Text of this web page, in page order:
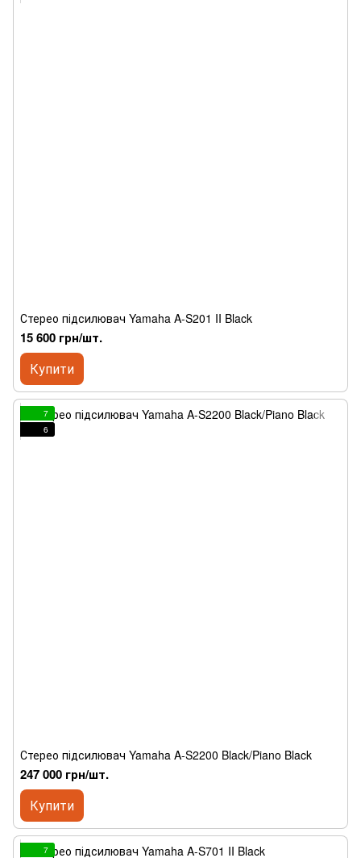
Стерео підсилювач Yamaha A-S201 II Black
15 600 грн/шт.
Купити
7
6
Стерео підсилювач Yamaha A-S2200 Black/Piano Black
247 000 грн/шт.
Купити
7